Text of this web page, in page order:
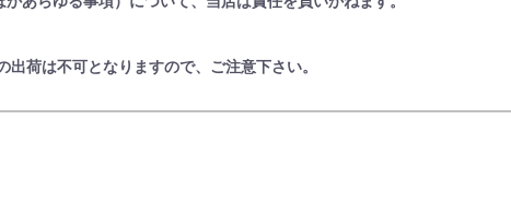
荷は不可となりますので、ご注意下さい。